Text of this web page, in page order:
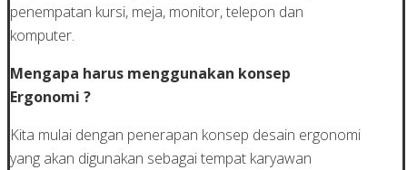
penempatan kursi, meja, monitor, telepon dan
komputer.
Mengapa harus menggunakan konsep
Ergonomi ?
Kita mulai dengan penerapan konsep desain ergonomi
yang akan digunakan sebagai tempat karyawan